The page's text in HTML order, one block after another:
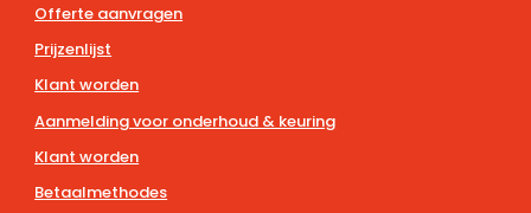
Offerte aanvragen
Prijzenlijst
Klant worden
Aanmelding voor onderhoud & keuring
Klant worden
Betaalmethodes